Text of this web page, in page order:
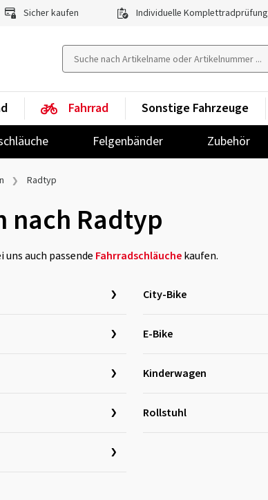
Sicher kaufen Individuelle Komplettradprüfung
Fahrrad
Felgenbänder Zubehör
Sonstige Fahrzeuge
Radtyp
nach Radtyp
auch passende Fahrradschläuchekaufen.
City-Bike
E-Bike
Kinderwagen
Rollstuhl